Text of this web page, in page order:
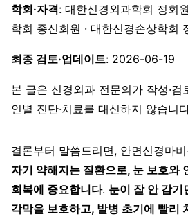
학회·자격: 대한신경외과학회 정회
학회 종신회원 · 대한신경손상학회
최종 검토·업데이트: 2026-06-19
본 글은 신경외과 전문의가 작성·검
인별 진단·치료를 대신하지 않습니
결론부터 말씀드리면, 안면신경마
자기 약해지는 질환으로, 눈 보호와
회복에 중요합니다. 눈이 잘 안 감기
각막을 보호하고, 발병 초기에 빨리